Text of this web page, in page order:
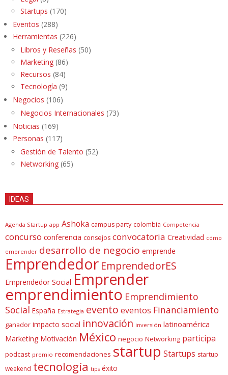
Startups (170)
Eventos (288)
Herramientas (226)
Libros y Reseñas (50)
Marketing (86)
Recursos (84)
Tecnología (9)
Negocios (106)
Negocios Internacionales (73)
Noticias (169)
Personas (117)
Gestión de Talento (52)
Networking (65)
IDEAS
Agenda Startup app Ashoka campus party colombia Competencia
concurso conferencia consejos convocatoria Creatividad cómo
emprender desarrollo de negocio emprende
Emprendedor EmprendedorES
Emprendedor Social Emprender
emprendimiento Emprendimiento
Social España Estrategia evento eventos Financiamiento
ganador impacto social innovación inversión latinoamérica
Marketing Motivación México negocio Networking participa
podcast premio recomendaciones startup Startups startup
weekend tecnología tips éxito